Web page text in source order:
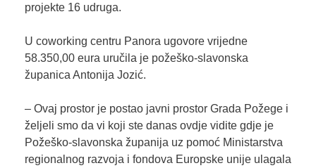
projekte 16 udruga.
U coworking centru Panora ugovore vrijedne
58.350,00 eura uručila je požeško-slavonska
županica Antonija Jozić.
– Ovaj prostor je postao javni prostor Grada Požege i
željeli smo da vi koji ste danas ovdje vidite gdje je
Požeško-slavonska županija uz pomoć Ministarstva
regionalnog razvoja i fondova Europske unije ulagala